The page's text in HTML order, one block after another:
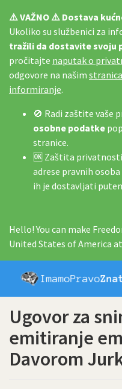
⚠️ VAŽNO ⚠️ Dostava
Ukoliko su službenici za
tražili da dostavite svoju
pročitajte naputak o
odgovore na našim
informiranje.
🚫 Radi zaštite vaše
osobne podatke
stranice.
🆗 Zaštita
adrese pravnih
ih je dostavljati
Hello! You can make
United States of America at
Ugovor za
emitiranje
Davorom